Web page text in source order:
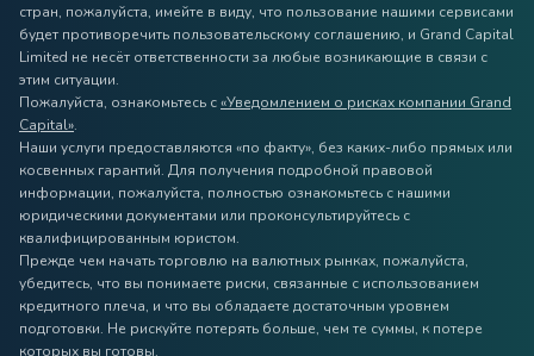
стран, пожалуйста, имейте в виду, что пользование нашими сервисами
будет противоречить пользовательскому соглашению, и Grand Capital
Limited не несёт ответственности за любые возникающие в связи с
этим ситуации.
Пожалуйста, ознакомьтесь с«Уведомлением о рисках компании Grand
Capital».
Наши услуги предоставляются «по факту», без каких-либо прямых или
косвенных гарантий. Для получения подробной правовой
информации, пожалуйста, полностью ознакомьтесь с нашими
юридическими документами или проконсультируйтесь с
квалифицированным юристом.
Прежде чем начать торговлю на валютных рынках, пожалуйста,
убедитесь, что вы понимаете риски, связанные с использованием
кредитного плеча, и что вы обладаете достаточным уровнем
подготовки. Не рискуйте потерять больше, чем те суммы, к потере
которых вы готовы.